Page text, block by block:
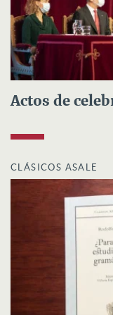
Actos de
CLÁSICOS ASALE